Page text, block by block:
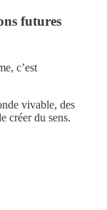
futures
c’est
vivable, des
créer du sens.